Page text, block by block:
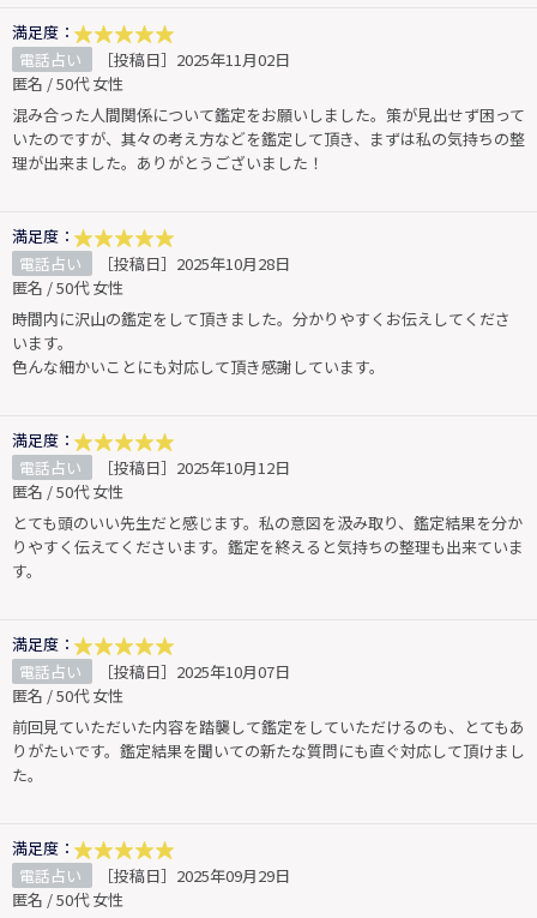
満足度：
電話占い
［投稿日］2025年11月02日
匿名 / 50代 女性
混み合った人間関係について鑑定をお願いしました。策が見出せず困って
いたのですが、其々の考え方などを鑑定して頂き、まずは私の気持ちの整
理が出来ました。ありがとうございました！
満足度：
電話占い
［投稿日］2025年10月28日
匿名 / 50代 女性
時間内に沢山の鑑定をして頂きました。分かりやすくお伝えしてくださ
います。
色んな細かいことにも対応して頂き感謝しています。
満足度：
電話占い
［投稿日］2025年10月12日
匿名 / 50代 女性
とても頭のいい先生だと感じます。私の意図を汲み取り、鑑定結果を分か
りやすく伝えてくださいます。鑑定を終えると気持ちの整理も出来ていま
す。
満足度：
電話占い
［投稿日］2025年10月07日
匿名 / 50代 女性
前回見ていただいた内容を踏襲して鑑定をしていただけるのも、とてもあ
りがたいです。鑑定結果を聞いての新たな質問にも直ぐ対応して頂けまし
た。
満足度：
電話占い
［投稿日］2025年09月29日
匿名 / 50代 女性